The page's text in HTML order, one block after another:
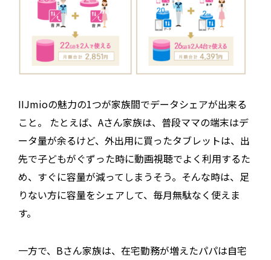
IIJmioの魅力の1つが家族間でデータシェアが出来る
こと。 たとえば、Aさん家族は、普段ママの端末はデ
ータ量が余るけど、外出用に買ったタブレットは、出
先で子どもがぐずった時に動画視聴でよく利用するた
め、すぐに容量が減ってしまうそう。そんな時は、足
りない方に容量をシェアして、毎月無駄なく使えま
す。
一方で、Bさん家族は、在宅勤務が増えたパパは自宅